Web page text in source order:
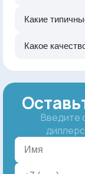
Какие
Какое
Введите